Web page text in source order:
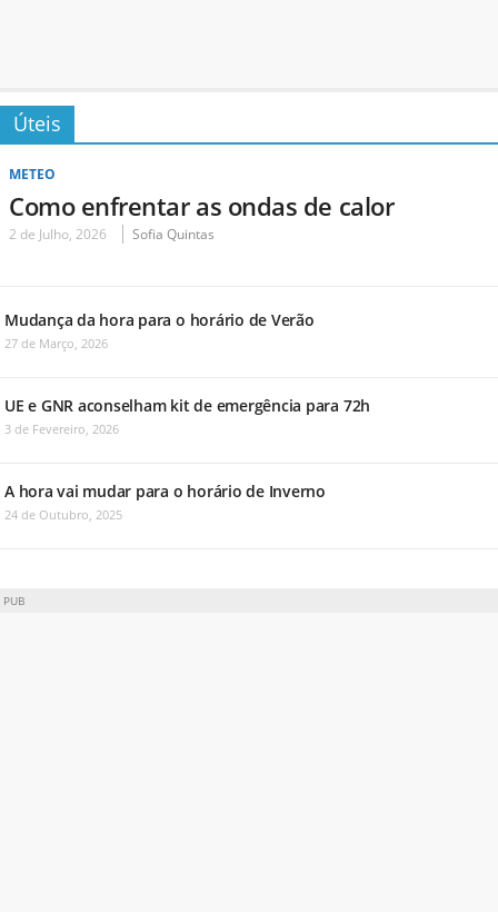
Úteis
METEO
Como enfrentar as ondas de calor
2 de Julho, 2026 Sofia Quintas
Mudança da hora para o horário de Verão
27 de Março, 2026
UE e GNR aconselham kit de emergência para 72h
3 de Fevereiro, 2026
A hora vai mudar para o horário de Inverno
24 de Outubro, 2025
PUB